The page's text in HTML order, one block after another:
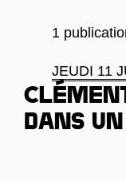
1
JEUDI 11
dans